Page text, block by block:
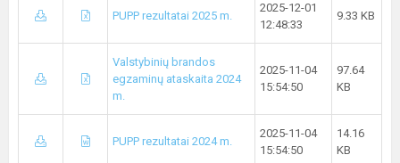
PUPP rezultatai 2025 m.
2025-12-01
12:48:33
9.33 KB
Valstybinių brandos
egzaminų ataskaita 2024
m.
2025-11-04
15:54:50
97.64
KB
PUPP rezultatai 2024 m.
2025-11-04
15:54:50
14.16
KB